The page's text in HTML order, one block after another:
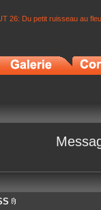
26: Du petit ruisseau au